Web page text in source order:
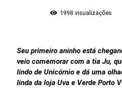
1998 visualizações
Seu primeiro aninho está
veio comemorar com a tia Ju,
lindo de Unicórnio e dá uma
linda da loja Uva e Verde Porto